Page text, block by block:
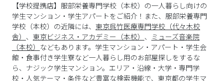
【学校提携店】服部栄養専門学校（本校）の一人暮らし向けの
学生マンション・学生アパートをご紹介！また、服部栄養専門
学校（本校）の近隣には、 東京呉竹医療専門学校（代々木校
舎） 、 東京ビジネス・アカデミー（本校） 、 ミューズ音楽院
（本校） などもあります。学生マンション・アパート・学生会
館・食事付き学生寮など一人暮らし用のお部屋探しをするな
ら、ナジック学生マンション。エリア・沿線・大学・専門学
校・人気テーマ・条件など豊富な検索機能で、 東京都の学生マ